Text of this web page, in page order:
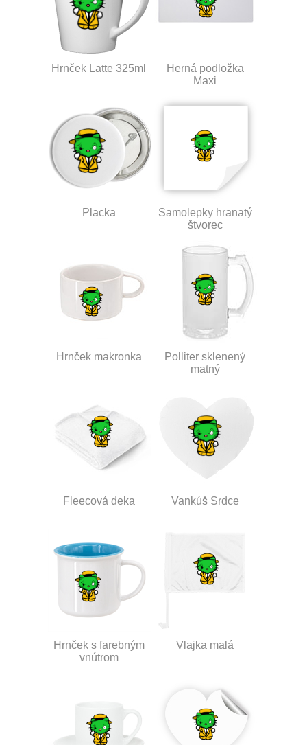
Hrnček Latte 325ml
Herná podložka
Maxi
Placka
Samolepky hranatý
štvorec
Hrnček makronka
Polliter sklenený
matný
Fleecová deka Vankúš Srdce
Hrnček s farebným
vnútrom
Vlajka malá